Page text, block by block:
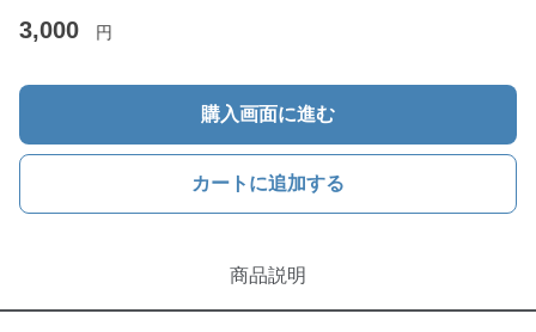
3,000 円
購入画面に進む
カートに追加する
商品説明